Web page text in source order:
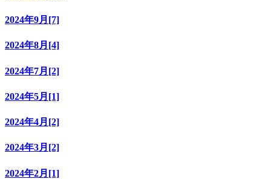
2024年9月[7]
2024年8月[4]
2024年7月[2]
2024年5月[1]
2024年4月[2]
2024年3月[2]
2024年2月[1]